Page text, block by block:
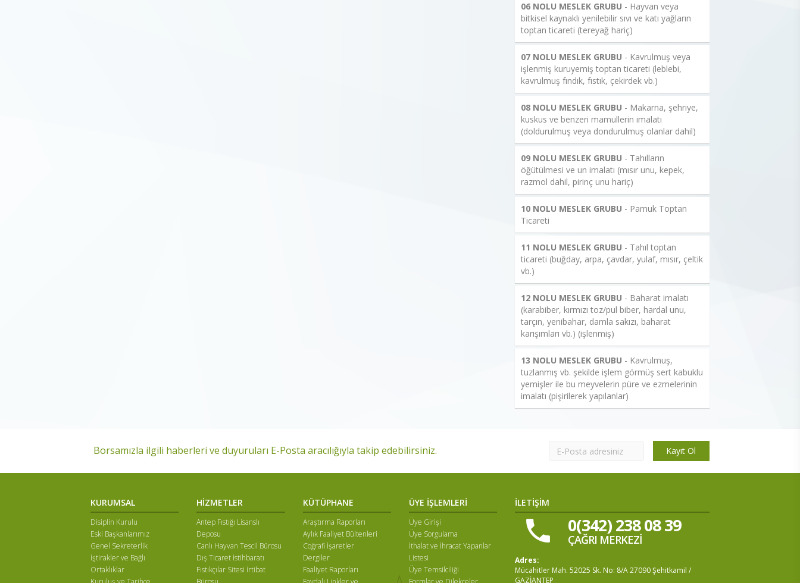
06 NOLU MESLEK GRUBU - Hayvan veya
bitkisel kaynaklı yenilebilir sıvı ve katı yağların
toptan ticareti (tereyağ hariç)
07 NOLU MESLEK GRUBU - Kavrulmuş veya
işlenmiş kuruyemiş toptan ticareti (leblebi,
kavrulmuş fındık, fıstık, çekirdek vb.)
08 NOLU MESLEK GRUBU - Makarna, şehriye,
kuskus ve benzeri mamullerin imalatı
(doldurulmuş veya dondurulmuş olanlar dahil)
09 NOLU MESLEK GRUBU - Tahılların
öğütülmesi ve un imalatı (mısır unu, kepek,
razmol dahil, pirinç unu hariç)
10 NOLU MESLEK GRUBU - Pamuk Toptan
Ticareti
11 NOLU MESLEK GRUBU - Tahıl toptan
ticareti (buğday, arpa, çavdar, yulaf, mısır, çeltik
vb.)
12 NOLU MESLEK GRUBU - Baharat imalatı
(karabiber, kırmızı toz/pul biber, hardal unu,
tarçın, yenibahar, damla sakızı, baharat
karışımları vb.) (işlenmiş)
13 NOLU MESLEK GRUBU - Kavrulmuş,
tuzlanmış vb. şekilde işlem görmüş sert kabuklu
yemişler ile bu meyvelerin püre ve ezmelerinin
imalatı (pişirilerek yapılanlar)
Borsamızla ilgili haberleri ve duyuruları E-Posta aracılığıyla takip edebilirsiniz. Kayıt Ol
KURUMSAL
Disiplin Kurulu
Eski Başkanlarımız
Genel Sekreterlik
İştirakler ve Bağlı
Ortaklıklar
HİZMETLER
Antep Fıstığı Lisanslı
Deposu
Canlı Hayvan Tescil Bürosu
Dış Ticaret İstihbaratı
Fıstıkçılar Sitesi İrtibat
KÜTÜPHANE
Araştırma Raporları
Aylık Faaliyet Bültenleri
Coğrafi İşaretler
Dergiler
Faaliyet Raporları
ÜYE İŞLEMLERİ
Üye Girişi
Üye Sorgulama
İthalat ve İhracat Yapanlar
Listesi
Üye Temsilciliği
İLETİŞİM
0(342) 238 08 39
ÇAĞRI MERKEZİ
Adres:
Mücahitler Mah. 52025 Sk. No: 8/A 27090 Şehitkamil /
GAZİANTEP